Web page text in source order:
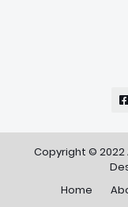
Copyright © 2022
Home